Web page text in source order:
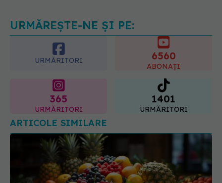
URMĂREȘTE-NE ȘI PE:
URMĂRITORI 6560
ABONAȚI
365
URMĂRITORI
1401
URMĂRITORI
ARTICOLE SIMILARE